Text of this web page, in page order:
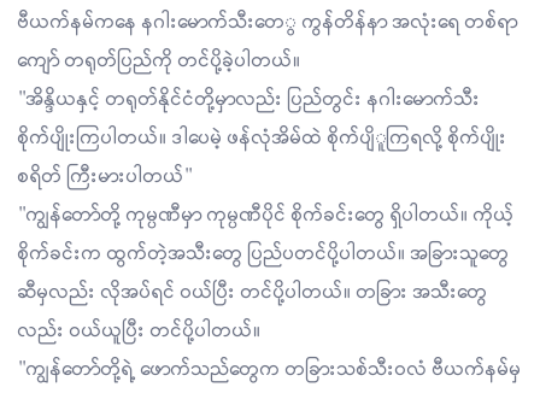
ဗီယက်နမ်ကနေ နဂါးမောက်သီးတေ‌ွ ကွန်တိန်နာ အလုံးရေ တစ်ရာ
ကျော် တရုတ်ပြည်ကို တင်ပို့ခဲ့ပါတယ်။
"အိန္ဒိယနှင့် တရုတ်နိုင်ငံတို့မှာလည်း ပြည်တွင်း နဂါးမောက်သီး
စိုက်ပျိုးကြပါတယ်။ ဒါပေမဲ့ ဖန်လုံအိမ်ထဲ စိုက်ပျိူကြရလို့ စိုက်ပျိုး
စရိတ် ကြီးမားပါတယ်"
"ကျွန်တော်တို့ ကုမ္ပဏီမှာ ကုမ္ပဏီပိုင် စိုက်ခင်းတွေ ရှိပါတယ်။ ကိုယ့်
စိုက်ခင်းက ထွက်တဲ့အသီးတွေ ပြည်ပတင်ပို့ပါတယ်။ အခြားသူတွေ
ဆီမှလည်း လိုအပ်ရင် ဝယ်ပြီး တင်ပို့ပါတယ်။ တခြား အသီးတွေ
လည်း ဝယ်ယူပြီး တင်ပို့ပါတယ်။
"ကျွန်တော်တို့ရဲ့ ဖောက်သည်တွေက တခြားသစ်သီးဝလံ ဗီယက်နမ်မှ